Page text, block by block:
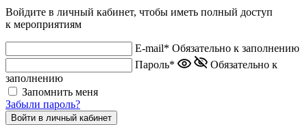
Войдите в личный кабинет, чтобы иметь полный доступ
к мероприятиям
E-mail* Обязательно к заполнению
Пароль*
Обязательно к
заполнению
Запомнить меня
Забыли пароль?